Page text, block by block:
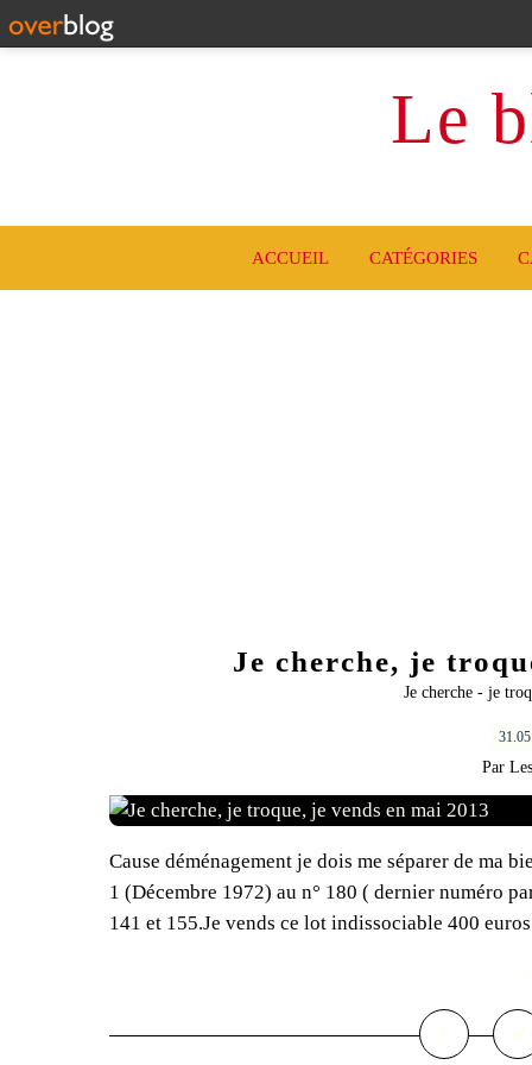
Le
ACCUEIL CATÉGORIES
Je cherche, je
Je cherche - je
Par
Cause déménagement je dois me séparer de ma
1 (Décembre 1972) au n° 180 ( dernier numéro
141 et 155.Je vends ce lot indissociable 400